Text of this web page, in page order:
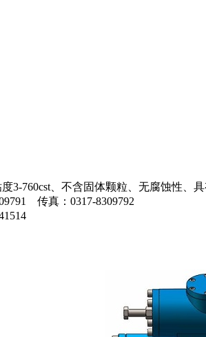
3-760cst、不含固体颗粒、无腐蚀性、
传真：0317-8309792